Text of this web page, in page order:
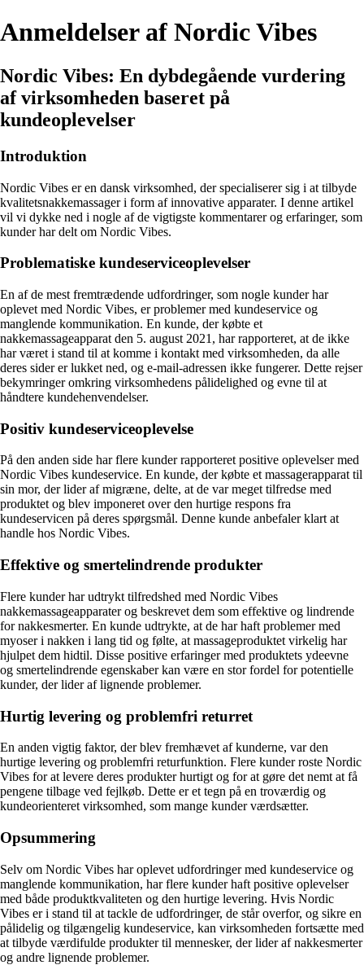
Anmeldelser af Nordic Vibes
Nordic Vibes: En dybdegående vurdering
af virksomheden baseret på
kundeoplevelser
Introduktion
Nordic Vibes er en dansk virksomhed, der specialiserer sig i at tilbyde
kvalitetsnakkemassager i form af innovative apparater. I denne artikel
vil vi dykke ned i nogle af de vigtigste kommentarer og erfaringer, som
kunder har delt om Nordic Vibes.
Problematiske kundeserviceoplevelser
En af de mest fremtrædende udfordringer, som nogle kunder har
oplevet med Nordic Vibes, er problemer med kundeservice og
manglende kommunikation. En kunde, der købte et
nakkemassageapparat den 5. august 2021, har rapporteret, at de ikke
har været i stand til at komme i kontakt med virksomheden, da alle
deres sider er lukket ned, og e-mail-adressen ikke fungerer. Dette rejser
bekymringer omkring virksomhedens pålidelighed og evne til at
håndtere kundehenvendelser.
Positiv kundeserviceoplevelse
På den anden side har flere kunder rapporteret positive oplevelser med
Nordic Vibes kundeservice. En kunde, der købte et massagerapparat til
sin mor, der lider af migræne, delte, at de var meget tilfredse med
produktet og blev imponeret over den hurtige respons fra
kundeservicen på deres spørgsmål. Denne kunde anbefaler klart at
handle hos Nordic Vibes.
Effektive og smertelindrende produkter
Flere kunder har udtrykt tilfredshed med Nordic Vibes
nakkemassageapparater og beskrevet dem som effektive og lindrende
for nakkesmerter. En kunde udtrykte, at de har haft problemer med
myoser i nakken i lang tid og følte, at massageproduktet virkelig har
hjulpet dem hidtil. Disse positive erfaringer med produktets ydeevne
og smertelindrende egenskaber kan være en stor fordel for potentielle
kunder, der lider af lignende problemer.
Hurtig levering og problemfri returret
En anden vigtig faktor, der blev fremhævet af kunderne, var den
hurtige levering og problemfri returfunktion. Flere kunder roste Nordic
Vibes for at levere deres produkter hurtigt og for at gøre det nemt at få
pengene tilbage ved fejlkøb. Dette er et tegn på en troværdig og
kundeorienteret virksomhed, som mange kunder værdsætter.
Opsummering
Selv om Nordic Vibes har oplevet udfordringer med kundeservice og
manglende kommunikation, har flere kunder haft positive oplevelser
med både produktkvaliteten og den hurtige levering. Hvis Nordic
Vibes er i stand til at tackle de udfordringer, de står overfor, og sikre en
pålidelig og tilgængelig kundeservice, kan virksomheden fortsætte med
at tilbyde værdifulde produkter til mennesker, der lider af nakkesmerter
og andre lignende problemer.